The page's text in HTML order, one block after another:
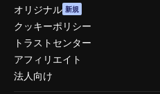
オリジナル 新規
クッキーポリシー
トラストセンター
アフィリエイト
法人向け